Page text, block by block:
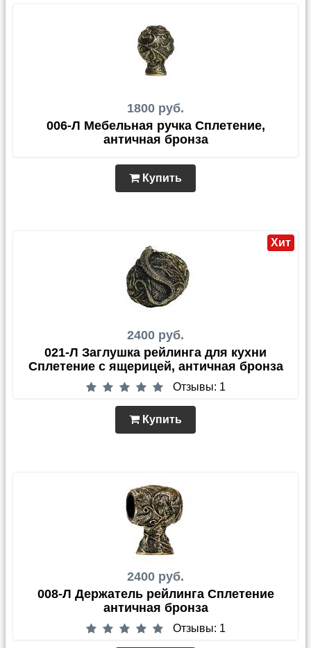
1800 руб.
006-Л Мебельная ручка Сплетение,
античная бронза
Купить
2400 руб.
Хит
021-Л Заглушка рейлинга для кухни
Сплетение с ящерицей, античная бронза
Отзывы: 1
Купить
2400 руб.
008-Л Держатель рейлинга Сплетение
античная бронза
Отзывы: 1